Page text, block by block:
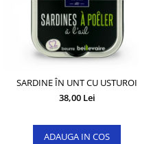
SARDINE ÎN UNT CU USTUROI
38,00 Lei
ADAUGA IN COS